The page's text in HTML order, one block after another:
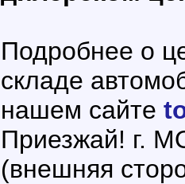
Подробнее о
складе
нашем сайте
Приезжай! г.
(внешняя